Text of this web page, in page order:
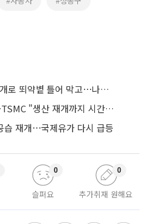
초대형 자동 파라솔 수백개로 뙤약볕 틀어 막고⋯나라별 폭염 생존법
일본 강진 사망자 28명⋯TSMC "생산 재개까지 시간 필요해"
습 재개⋯국제유가 다시 급등
슬퍼요
0
추가취재 원해요
0